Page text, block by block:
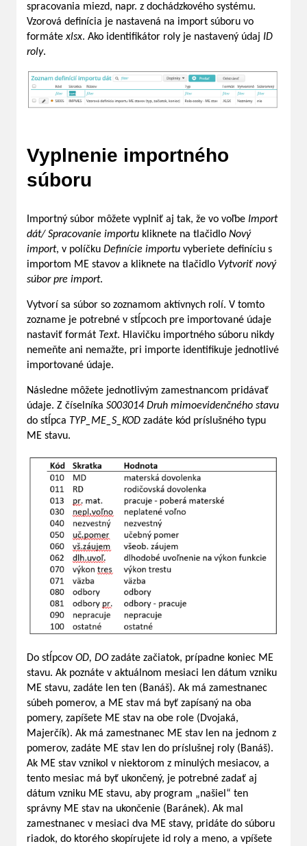
spracovania miezd, napr. z dochádzkového systému.
Vzorová definícia je nastavená na import súboru vo
formátexlsx. Ako identifikátor roly je nastavený údaj ID
roly.
Vyplnenie importného
súboru
Importný súbor môžete vyplniť aj tak, že vo voľbe Import
dát/ Spracovanie importu kliknete na tlačidlo Nový
import, v políčku Definície importu vyberiete definíciu s
importom ME stavov a kliknete na tlačidlo Vytvoriť nový
súbor pre import.
Vytvorí sa súbor so zoznamom aktívnych rolí. V tomto
zozname je potrebné v stĺpcoch pre importované údaje
nastaviť formát Text. Hlavičku importného súboru nikdy
nemeňte ani nemažte, pri importe identifikuje jednotlivé
importované údaje.
Následne môžete jednotlivým zamestnancom pridávať
údaje. Z číselníka S003014 Druh mimoevidenčného stavu
do stĺpca TYP_ME_S_KOD zadáte kód príslušného typu
ME stavu.
Do stĺpcov OD, DOzadáte začiatok, prípadne koniec ME
stavu. Ak poznáte v aktuálnom mesiaci len dátum vzniku
ME stavu, zadáte len ten (Banáš). Ak má zamestnanec
súbeh pomerov, a ME stav má byť zapísaný na oba
pomery, zapíšete ME stav na obe role (Dvojaká,
Majerčík). Ak má zamestnanec ME stav len na jednom z
pomerov, zadáte ME stav len do príslušnej roly (Banáš).
Ak ME stav vznikol v niektorom z minulých mesiacov, a
tento mesiac má byť ukončený, je potrebné zadať aj
dátum vzniku ME stavu, aby program „našiel“ ten
správny ME stav na ukončenie (Baránek). Ak mal
zamestnanec v mesiaci dva ME stavy, pridáte do súboru
riadok, do ktorého skopírujete id roly a meno, a vpíšete